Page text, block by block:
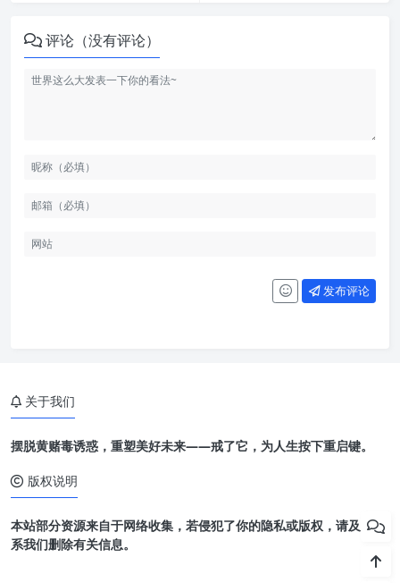
评论（没有评论）
发布评论
关于我们
摆脱黄赌毒诱惑，重塑美好未来——戒了它，为人生按下重启键。
版权说明
本站部分资源来自于网络收集，若侵犯了你的隐私或版权，请及时联
系我们删除有关信息。